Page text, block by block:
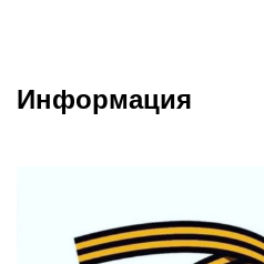
Информация